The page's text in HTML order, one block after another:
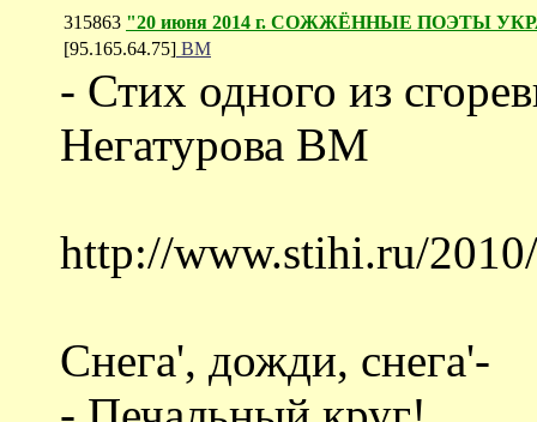
315863 "20 июня 2014 г. СОЖЖЁННЫЕ ПОЭТЫ
[95.165.64.75] ВМ
- Стих одного из
Негатурова ВМ
http://www.stihi.ru/
Снега', дожди, снега'-